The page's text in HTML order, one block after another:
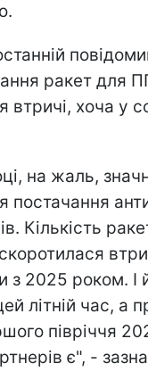
ракет для
втричі, хоча у
на жаль,
постачання
Кількість
з 2025 роком. І
літній час, а
півріччя
є", -